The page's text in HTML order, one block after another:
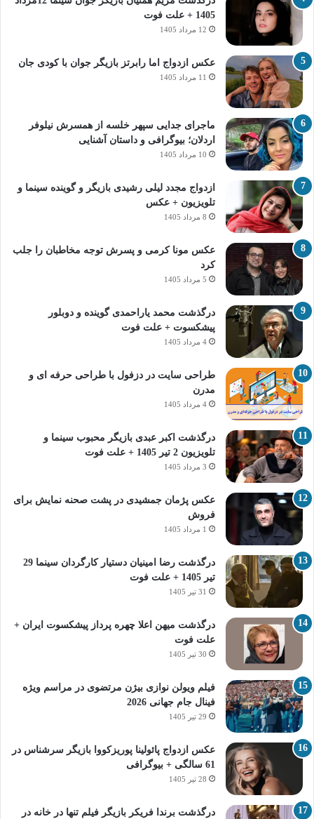
1405 + علت فوت
12 مرداد 1405
عکس ازدواج اما رابرتز بازیگر جوان با کودی جان
11 مرداد 1405
ماجرای جدایی سپهر خلسه از همسرش نیلوفر
اردلان؛ بیوگرافی و داستان آشنایی
10 مرداد 1405
ازدواج مجدد لیلی رشیدی بازیگر و گوینده سینما و
تلویزیون + عکس
8 مرداد 1405
عکس مونا کرمی و پسرش توجه مخاطبان را جلب
کرد
5 مرداد 1405
درگذشت محمد یاراحمدی گوینده و دوبلور
پیشکسوت + علت فوت
4 مرداد 1405
طراحی سایت در دزفول با طراحی حرفه‌ ای و
مدرن
4 مرداد 1405
درگذشت اکبر عبدی بازیگر محبوب سینما و
تلویزیون 2 تیر 1405 + علت فوت
3 مرداد 1405
عکس پژمان جمشیدی در پشت صحنه نمایش برای
فروش
1 مرداد 1405
درگذشت رضا امینیان دستیار کارگردان سینما 29
تیر 1405 + علت فوت
31 تیر 1405
درگذشت میهن اعلا چهره پرداز پیشکسوت ایران +
علت فوت
30 تیر 1405
فیلم ویولن نوازی بیژن مرتضوی در مراسم ویژه
فینال جام جهانی 2026
29 تیر 1405
عکس ازدواج پائولینا پوریزکووا بازیگر سرشناس در
61 سالگی + بیوگرافی
28 تیر 1405
درگذشت برندا فریکر بازیگر فیلم تنها در خانه در